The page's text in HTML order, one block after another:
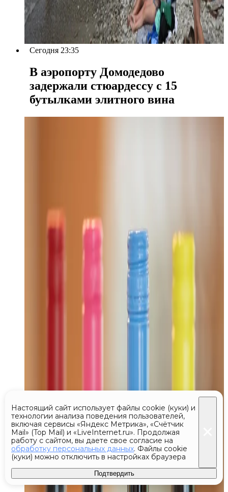
Сегодня 23:35
В аэропорту Домодедово
задержали стюардессу с 15
бутылками элитного вина
Настоящий сайт использует файлы cookie (куки) и
технологии анализа поведения пользователей,
включая сервисы «Яндекс Метрика», «Счётчик
Mail» (Top Mail) и «LiveInternet.ru». Продолжая
работу с сайтом, вы даете свое согласие на
обработку персональных данных. Файлы cookie
(куки) можно отключить в настройках браузера
Подтвердить